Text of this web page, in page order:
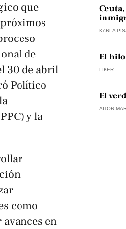
que
de
30 de abril
Político
y la
como
en
KARLA
El
LIBER
El
AITOR